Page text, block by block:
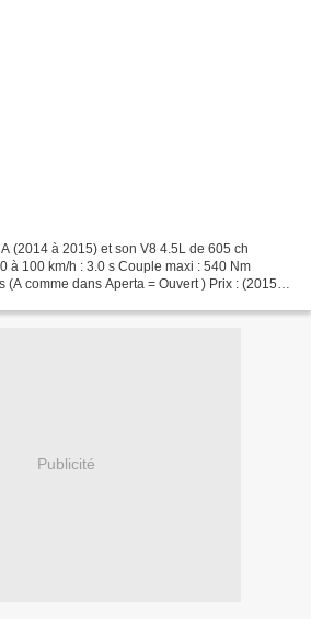
(2014 à 2015) et son V8 4.5L de 605 ch
à 100 km/h : 3.0 s Couple maxi : 540 Nm
comme dans Aperta = Ouvert ) Prix : (2015)
a-paname.html...
Publicité